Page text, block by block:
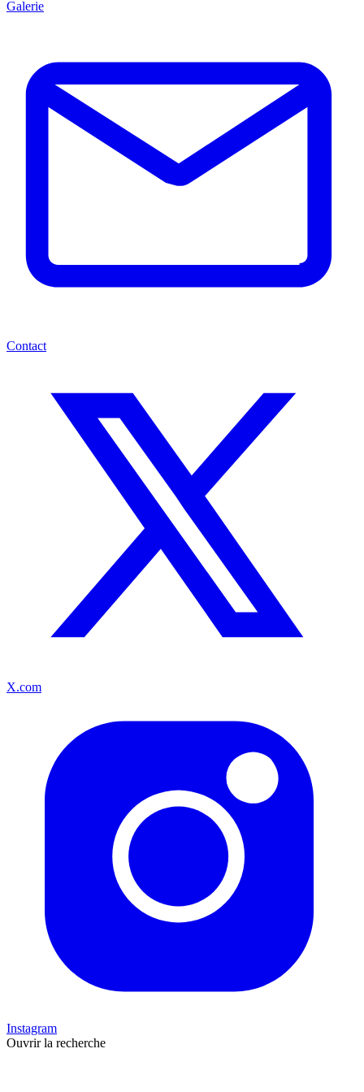
Galerie
Contact
X.com
Instagram
Ouvrir la recherche